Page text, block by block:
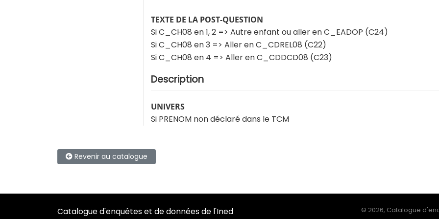
TEXTE DE LA POST-QUESTION
Si C_CH08 en 1, 2 => Autre enfant ou aller en C_EADOP (C24)
Si C_CH08 en 3 => Aller en C_CDREL08 (C22)
Si C_CH08 en 4 => Aller en C_CDDCD08 (C23)
Description
UNIVERS
Si PRENOM non déclaré dans le TCM
Revenir au catalogue
Catalogue d'enquêtes et de données de l'Ined © 2026, Catalogue